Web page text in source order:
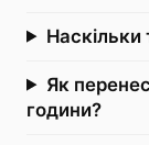
Наскільки
Як
години?